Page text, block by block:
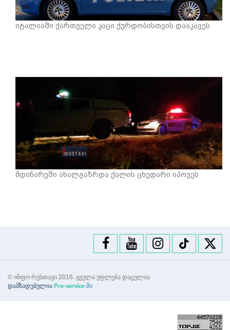
იტალიაში ქართველი კაცი ქურდობისთვის დააკავეს
მდინარეში ახალგაზრდა ქალის ცხედარი იპოვეს
© ინფო რუსთავი 2016. ყველა უფლება დაცულია
დამზადებულია Pro-service-ში